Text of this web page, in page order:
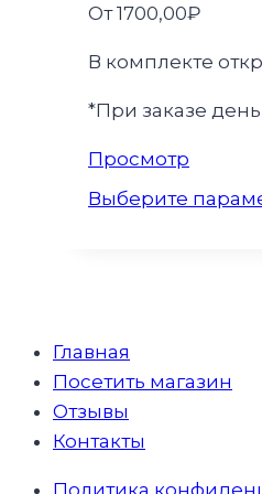
От1700,00₽
В комплекте
*При заказе
Просмотр
Выберите
Этот
товар
выбрать
на
странице
товара.
Главная
Посетить магазин
Отзывы
Контакты
Политика